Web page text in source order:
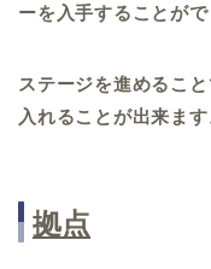
ーを入手することがで
ステージを進めるこ
入れることが出来ます
拠点